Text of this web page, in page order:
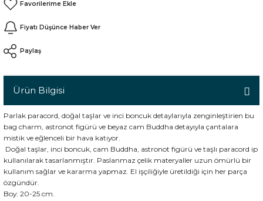
Fiyatı Düşünce Haber Ver
Paylaş
Ürün Bilgisi
Parlak paracord, doğal taşlar ve inci boncuk detaylarıyla zenginleştirien bu
bag charm, astronot figürü ve beyaz cam Buddha detayıyla çantalara
mistik ve eğlenceli bir hava katıyor.
Doğal taşlar, inci boncuk, cam Buddha, astronot figürü ve taşlı paracord ip
kullanılarak tasarlanmıştır. Paslanmaz çelik materyaller uzun ömürlü bir
kullanım sağlar ve kararma yapmaz. El işçiliğiyle üretildiği için her parça
özgündür.
Boy: 20-25 cm.